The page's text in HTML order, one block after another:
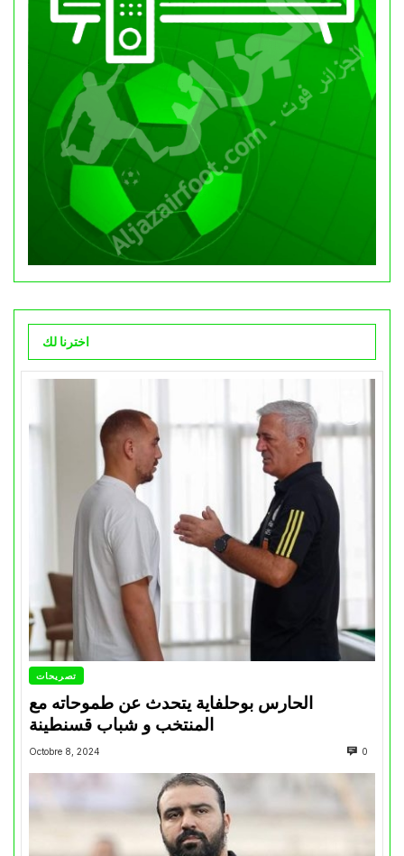
اخترنا لك
تصريحات
الحارس بوحلفاية يتحدث عن طموحاته مع
المنتخب و شباب قسنطينة
Octobre 8, 2024 0